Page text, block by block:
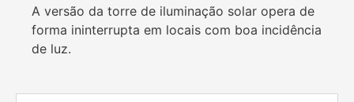
A versão da torre de iluminação solar opera de
forma ininterrupta em locais com boa incidência
de luz.